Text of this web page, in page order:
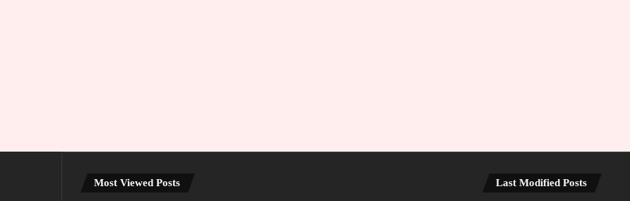
Most Viewed Posts Last Modified Posts